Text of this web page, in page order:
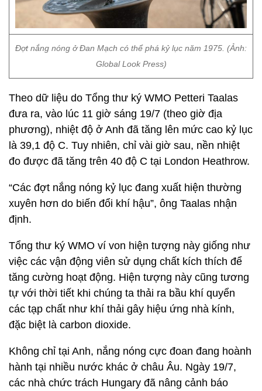
Đợt nắng nóng ở Đan Mạch có thể phá kỷ lục năm 1975. (Ảnh:
Global Look Press)
Theo dữ liệu do Tổng thư ký WMO Petteri Taalas
đưa ra, vào lúc 11 giờ sáng 19/7 (theo giờ địa
phương), nhiệt độ ở Anh đã tăng lên mức cao kỷ lục
là 39,1 độ C. Tuy nhiên, chỉ vài giờ sau, nền nhiệt
đo được đã tăng trên 40 độ C tại London Heathrow.
“Các đợt nắng nóng kỷ lục đang xuất hiện thường
xuyên hơn do biến đổi khí hậu”, ông Taalas nhận
định.
Tổng thư ký WMO ví von hiện tượng này giống như
việc các vận động viên sử dụng chất kích thích để
tăng cường hoạt động. Hiện tượng này cũng tương
tự với thời tiết khi chúng ta thải ra bầu khí quyển
các tạp chất như khí thải gây hiệu ứng nhà kính,
đặc biệt là carbon dioxide.
Không chỉ tại Anh, nắng nóng cực đoan đang hoành
hành tại nhiều nước khác ở châu Âu. Ngày 19/7,
các nhà chức trách Hungary đã nâng cảnh báo